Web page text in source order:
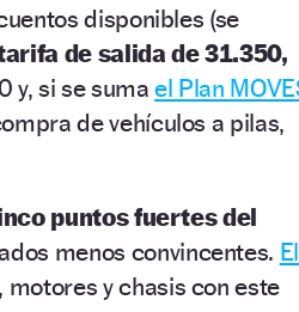
disponibles (se
de salida de 31.350,
y, si se sumael Plan
de vehículos a pilas,
puntos fuertes del
menos convincentes. El
y chasis con este